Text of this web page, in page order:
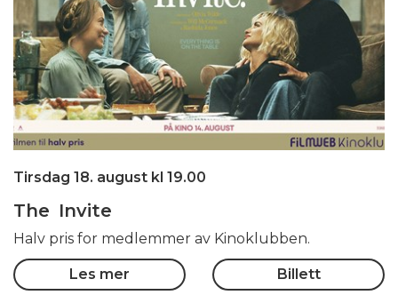
Tirsdag 18. august kl 19.00
The Invite
Halv pris for medlemmer av Kinoklubben.
Les mer Billett